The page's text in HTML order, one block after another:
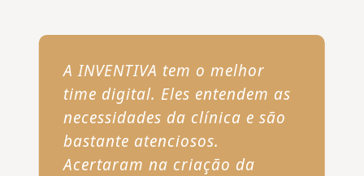
A INVENTIVA tem o melhor
time digital. Eles entendem as
necessidades da clínica e são
bastante atenciosos.
Acertaram na criação da